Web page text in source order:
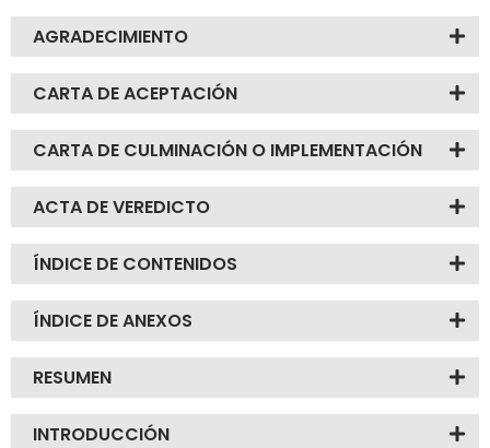
AGRADECIMIENTO
CARTA DE ACEPTACIÓN
CARTA DE CULMINACIÓN O IMPLEMENTACIÓN
ACTA DE VEREDICTO
ÍNDICE DE CONTENIDOS
ÍNDICE DE ANEXOS
RESUMEN
INTRODUCCIÓN